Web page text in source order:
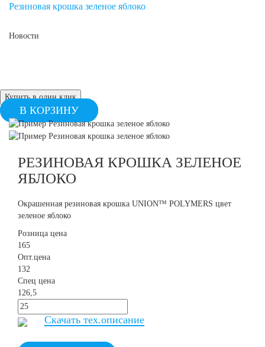
Резиновая крошка зеленое яблоко
Новости
Купить в один клик
В КОРЗИНУ
РЕЗИНОВАЯ КРОШКА ЗЕЛЕНОЕ
ЯБЛОКО
Окрашенная резиновая крошка UNION™ POLYMERS цвет
зеленое яблоко
Розница цена
165
Опт.цена
132
Спец цена
126,5
Скачать тех.опиcание